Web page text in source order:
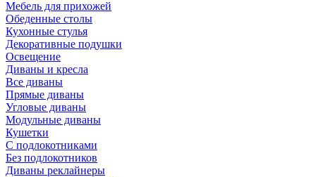
Мебель для прихожей
Обеденные столы
Кухонные стулья
Декоративные подушки
Освещение
Диваны и кресла
Все диваны
Прямые диваны
Угловые диваны
Модульные диваны
Кушетки
С подлокотниками
Без подлокотников
Диваны реклайнеры